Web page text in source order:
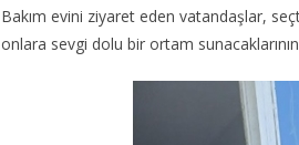
Bakım evini ziyaret eden vatandaşlar,
onlara sevgi dolu bir ortam